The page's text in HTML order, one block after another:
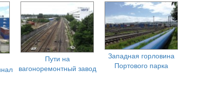
Пути на
вагоноремонтный завод
Западная горловина
Портового парка